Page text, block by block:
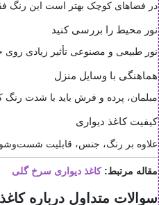
در فضاهای کوچک بهتر است این رنگ
نور محیط را بررسی کنید
نور طبیعی و مصنوعی تأثیر زیادی
هماهنگی با وسایل منزل
مبلمان، پرده و فرش باید با شدت رنگ
کیفیت کاغذ دیواری
علاوه بر رنگ، جنس، قابلیت شست‌وشو
مقاله مرتبط:کاغذ دیواری سرخ گلی
سوالات متداول درباره